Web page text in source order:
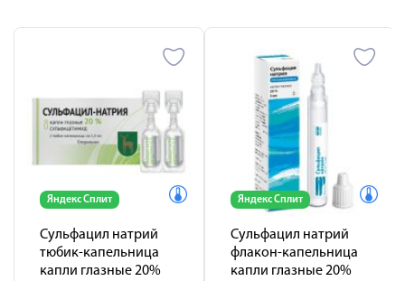
Яндекс Сплит
Сульфацил натрий
тюбик-капельница
капли глазные 20%
Яндекс Сплит
Сульфацил натрий
флакон-капельница
капли глазные 20%